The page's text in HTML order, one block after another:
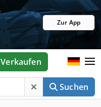
Zur App
Suchen
Verkaufen